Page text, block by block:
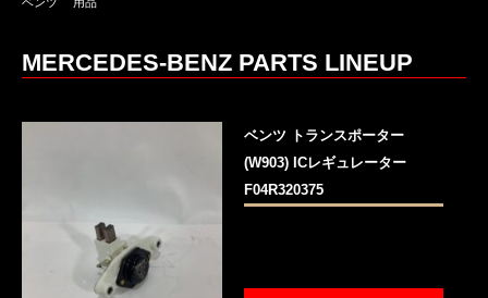
MERCEDES-BENZ PARTS LINEUP
ベンツ トランスポーター
(W903) ICレギュレーター
F04R320375